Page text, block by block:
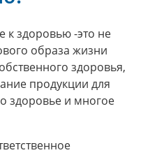
к здоровью -это не
образа жизни
здоровья,
продукции для
здоровье и многое